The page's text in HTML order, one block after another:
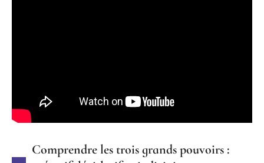
Comprendre les trois grands pouvoirs :